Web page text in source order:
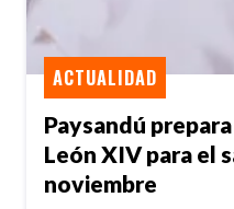
Paysandú
León XIV para el
noviembre
ACTUALIDAD